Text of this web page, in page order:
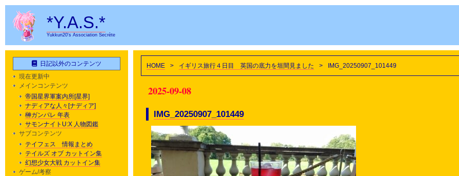
*Y.A.S.*
Yukkun20's Association Secrète
HOME > イギリス旅行４日目 英国の底力を垣間見ました > IMG_20250907_101449
2025-09-08
IMG_20250907_101449
日記以外のコンテンツ
現在更新中
メインコンテンツ
帝国星界軍案内所[星界]
ナディアな人々[ナディア]
榊ガンパレ 年表
サモンナイトU:X 人物図鑑
サブコンテンツ
テイフェス 情報まとめ
テイルズ オブ カットイン集
幻想少女大戦 カットイン集
ゲーム/考察